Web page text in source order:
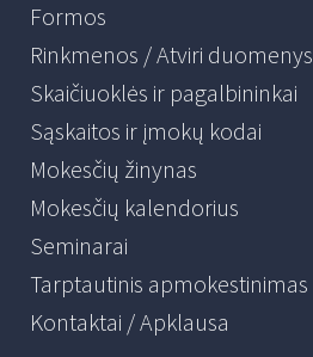
Formos
Rinkmenos / Atviri duomenys
Skaičiuoklės ir pagalbininkai
Sąskaitos ir įmokų kodai
Mokesčių žinynas
Mokesčių kalendorius
Seminarai
Tarptautinis apmokestinimas
Kontaktai / Apklausa